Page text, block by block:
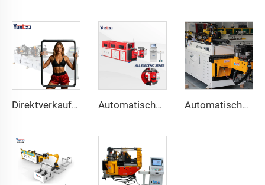
Direktverkauf ab Fabrik Doppelkopf-CNC-Automatik-Hydraulikrohrbiegemaschine aus Kohlenstoffstahl Rohrbiegemaschine Automatische voll elektrische rotierende bidirektionale CNC-Metal-Rohrbiegemaschine der Serie Rohrbiegemaschinen Automatische Doppelarm-Rohrbiegemaschine CNC Gleichzeitiges 2-Wege-Rohrformsystem für Abgas- und Geländerrohrbiegemaschine